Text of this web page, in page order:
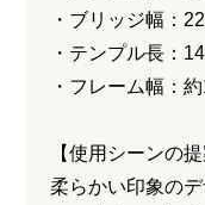
・ブリッジ幅：
・テンプル長：
・フレーム幅：
【使用シーンの提
柔らかい印象の